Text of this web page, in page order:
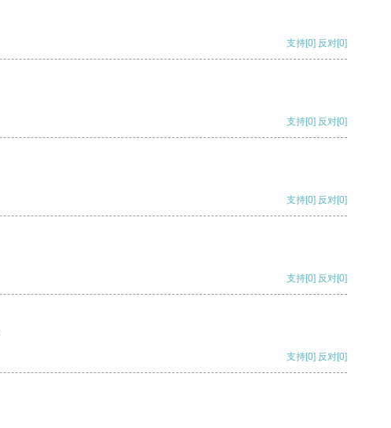
支持[0] 反对[0]
支持[0] 反对[0]
支持[0] 反对[0]
支持[0] 反对[0]
支持[0] 反对[0]